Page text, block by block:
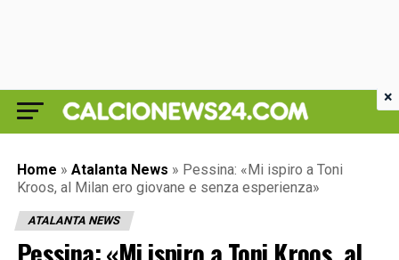
Home » Atalanta News » Pessina: «Mi ispiro a Toni
Kroos, al Milan ero giovane e senza esperienza»
ATALANTA NEWS
×